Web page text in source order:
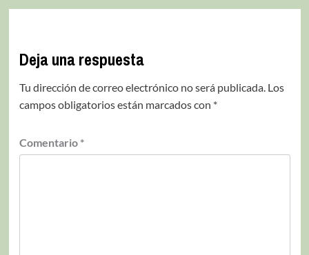
Deja una respuesta
Tu dirección de correo electrónico no será publicada. Los
campos obligatorios están marcados con *
Comentario *